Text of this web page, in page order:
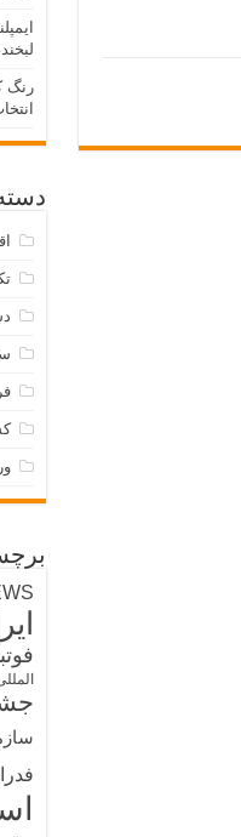
رنگ